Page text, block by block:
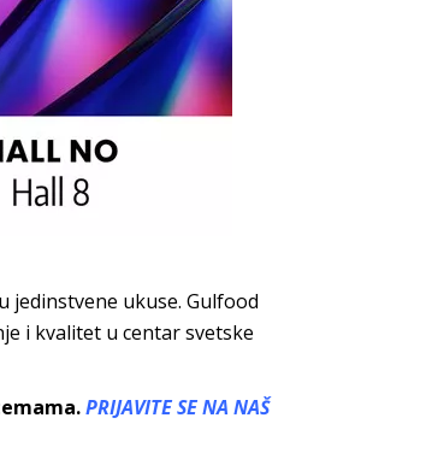
jedinstvene ukuse. Gulfood
i kvalitet u centar svetske
PRIJAVITE SE NA NAŠ